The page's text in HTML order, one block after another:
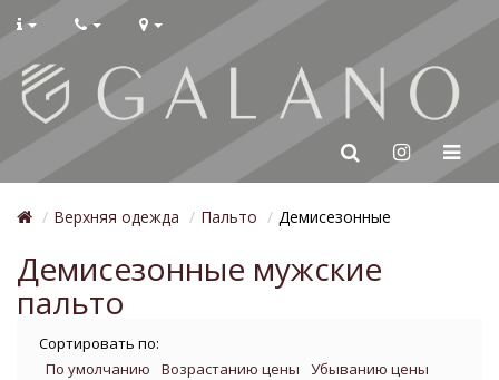
Верхняя одежда Пальто Демисезонные
Демисезонные мужские
пальто
Сортировать по:
По умолчанию
Возрастанию цены Убыванию цены